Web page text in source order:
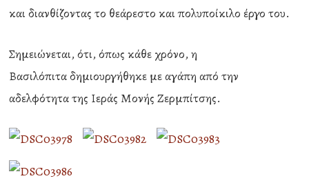
και διανθίζοντας το θεάρεστο και πολυποίκιλο έργο του.
Σημειώνεται, ότι, όπως κάθε χρόνο, η
Βασιλόπιτα δημιουργήθηκε με αγάπη από την
αδελφότητα της Ιεράς Μονής Ζερμπίτσης.